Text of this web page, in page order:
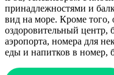
принадлежностями и
вид на море. Кроме того,
оздоровительный центр,
аэропорта, номера для
еды и напитков в номер,